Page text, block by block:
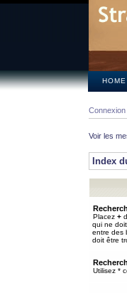
HOME
Connexion
Voir les
Index
Placez +
qui ne
entre des
doit être
Utilisez *